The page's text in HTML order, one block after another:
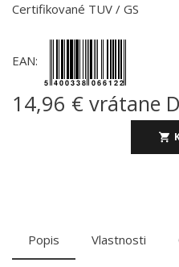
Certifikované TUV / GS
EAN:
14,96 € vrátane
Popis Vlastnosti